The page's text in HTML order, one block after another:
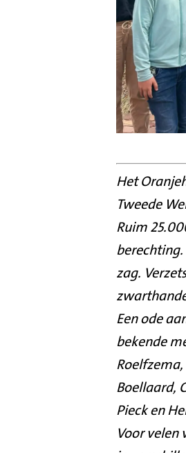
Het
Tweede
Ruim
zag.
Een ode
bekende
Boellaard,
Pieck en
Voor